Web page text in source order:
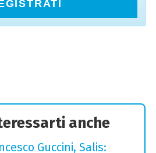
anche
Guccini, Salis: